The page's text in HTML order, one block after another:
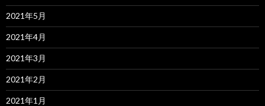
2021年5月
2021年4月
2021年3月
2021年2月
2021年1月